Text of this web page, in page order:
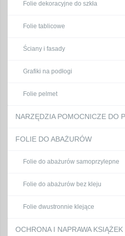
Folie dekoracyjne do szkła
Folie tablicowe
Ściany i fasady
Grafiki na podłogi
Folie pelmet
NARZĘDZIA POMOCNICZE DO
FOLIE DO ABAŻURÓW
Folie do abażurów samoprzylepne
Folie do abażurów bez kleju
Folie dwustronnie klejące
OCHRONA I NAPRAWA KSIĄŻEK